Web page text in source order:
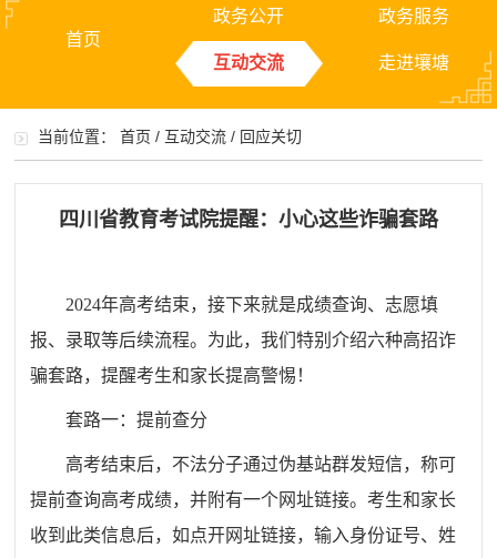
首页
政务公开 政务服务
互动交流 走进壤塘
当前位置：首页 / 互动交流 / 回应关切
四川省教育考试院提醒：小心这些诈骗套路
2024年高考结束，接下来就是成绩查询、志愿填
报、录取等后续流程。为此，我们特别介绍六种高招诈
骗套路，提醒考生和家长提高警惕！
套路一：提前查分
高考结束后，不法分子通过伪基站群发短信，称可
提前查询高考成绩，并附有一个网址链接。考生和家长
收到此类信息后，如点开网址链接，输入身份证号、姓